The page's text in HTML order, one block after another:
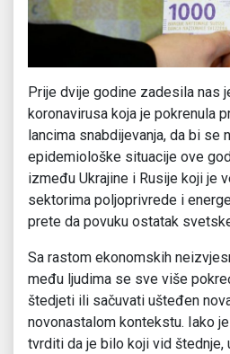
Prije dvije godine zadesila nas
koronavirusa koja je pokrenula
lancima snabdijevanja, da bi se
epidemiološke situacije ove
između Ukrajine i Rusije koji je
sektorima poljoprivrede i
prete da povuku ostatak
Sa rastom ekonomskih
među ljudima se sve više
štedjeti ili sačuvati ušteđen
novonastalom kontekstu. Iako
tvrditi da je bilo koji vid štednje,